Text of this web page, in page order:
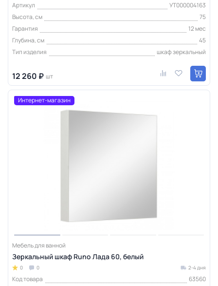
Артикул
УТ000004163
Высота, см
75
Гарантия
12 мес
Глубина, см
45
Тип изделия
шкаф зеркальный
12 260 ₽ шт
Интернет-магазин
Мебель для ванной
Зеркальный шкаф Runo Лада 60, белый
0 0 2-4 дня
Код товара
63560